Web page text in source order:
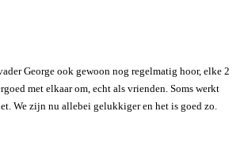
George ook gewoon nog regelmatig hoor, elke 2
met elkaar om, echt als vrienden. Soms werkt
We zijn nu allebei gelukkiger en het is goed zo.